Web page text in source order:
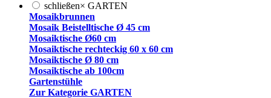
schließen× GARTEN
Mosaikbrunnen
Mosaik Beistelltische Ø 45 cm
Mosaiktische Ø60 cm
Mosaiktische rechteckig 60 x 60 cm
Mosaiktische Ø 80 cm
Mosaiktische ab 100cm
Gartenstühle
Zur Kategorie GARTEN